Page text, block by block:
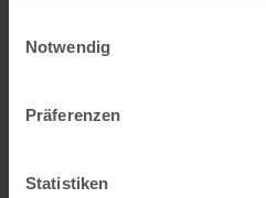
Notwendig
Präferenzen
Statistiken